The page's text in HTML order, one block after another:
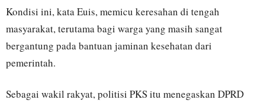
Kondisi ini, kata Euis, memicu keresahan di tengah
masyarakat, terutama bagi warga yang masih sangat
bergantung pada bantuan jaminan kesehatan dari
pemerintah.
Sebagai wakil rakyat, politisi PKS itu menegaskan DPRD